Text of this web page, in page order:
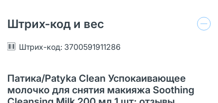
Штрих-код и вес
Штрих-код: 3700591911286
Патика/Patyka Clean Успокаивающее
молочко для снятия макияжа Soothing